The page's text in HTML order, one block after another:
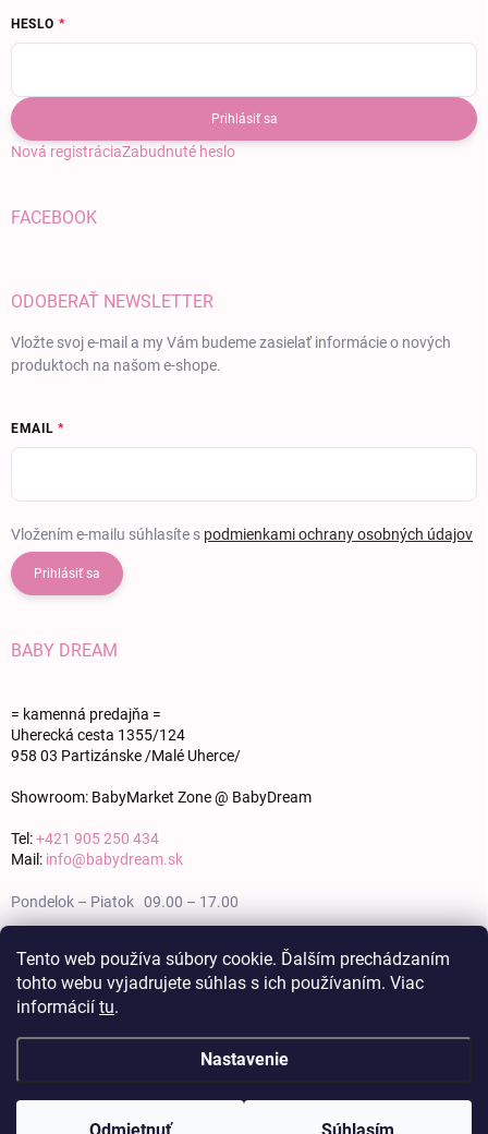
Tento web používa súbory cookie. Ďalším prechádzaním
tohto webu vyjadrujete súhlas s ich používaním. Viac
informácií tu.
Nastavenie
HESLO
Prihlásiť sa
Nová registráciaZabudnuté heslo
FACEBOOK
ODOBERAŤ NEWSLETTER
Vložte svoj e-mail a my Vám budeme zasielať informácie o nových
produktoch na našom e-shope.
EMAIL
Vložením e-mailu súhlasíte s podmienkami ochrany osobných údajov
Prihlásiť sa
BABY DREAM
= kamenná predajňa =
Uherecká cesta 1355/124
958 03 Partizánske /Malé Uherce/
Showroom: BabyMarket Zone @ BabyDream
Tel:+421 905 250 434
Mail: info@babydream.sk
Pondelok – Piatok 09.00 – 17.00
Nedeľa zatvorené
Copyright 2026BABY DREAM. Všetky práva vyhradené.Upraviť nastavenie